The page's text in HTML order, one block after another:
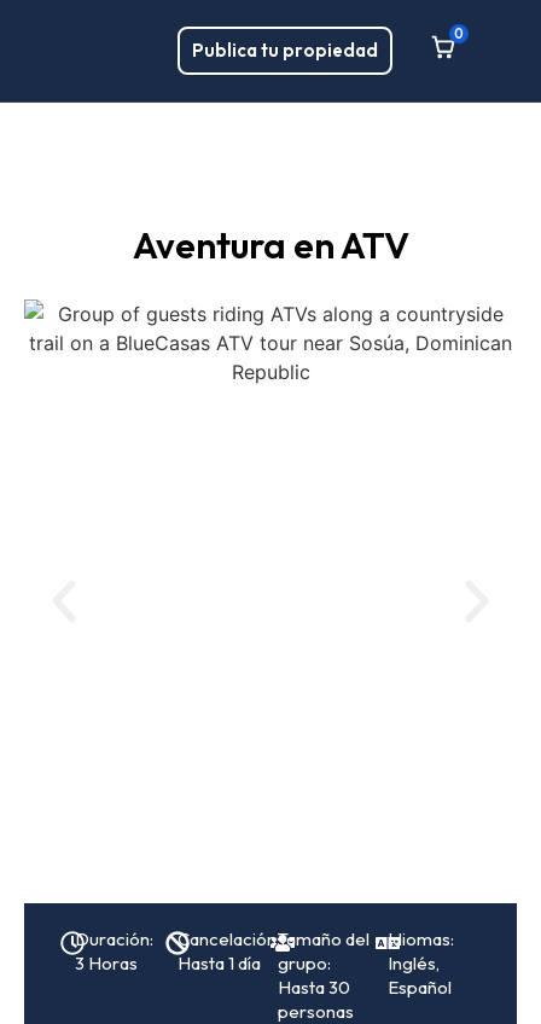
Publica tu propiedad
0
Aventura en ATV
Duración:
3 Horas
Cancelación:
Hasta 1 día
Tamaño del
grupo:
Hasta 30
personas
Idiomas:
Inglés,
Español